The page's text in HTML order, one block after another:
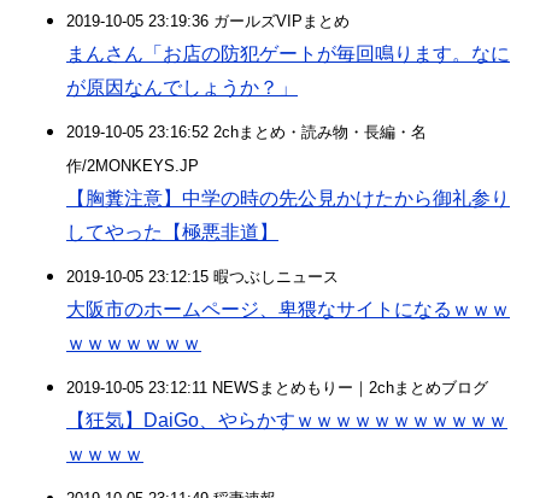
2019-10-05 23:19:36 ガールズVIPまとめ
まんさん「お店の防犯ゲートが毎回鳴ります。なに
が原因なんでしょうか？」
2019-10-05 23:16:52 2chまとめ・読み物・長編・名
作/2MONKEYS.JP
【胸糞注意】中学の時の先公見かけたから御礼参り
してやった【極悪非道】
2019-10-05 23:12:15 暇つぶしニュース
大阪市のホームページ、卑猥なサイトになるｗｗｗ
ｗｗｗｗｗｗｗ
2019-10-05 23:12:11 NEWSまとめもりー｜2chまとめブログ
【狂気】DaiGo、やらかすｗｗｗｗｗｗｗｗｗｗｗ
ｗｗｗｗ